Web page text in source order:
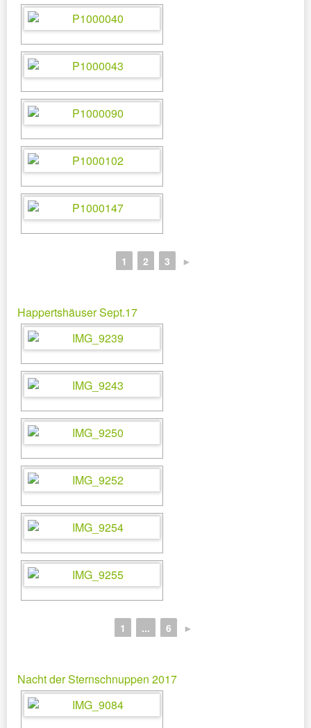
1 2 3 ►
Happertshäuser Sept.17
1 ... 6 ►
Nacht der Sternschnuppen 2017